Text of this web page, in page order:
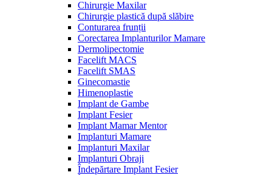
Chirurgie Maxilar
Chirurgie plastică după slăbire
Conturarea frunții
Corectarea Implanturilor Mamare
Dermolipectomie
Facelift MACS
Facelift SMAS
Ginecomastie
Himenoplastie
Implant de Gambe
Implant Fesier
Implant Mamar Mentor
Implanturi Mamare
Implanturi Maxilar
Implanturi Obraji
Îndepărtare Implant Fesier